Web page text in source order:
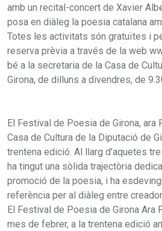
amb un recital-concert de Xavier
posa en diàleg la poesia catalana
Totes les activitats són gratuïtes i
reserva prèvia a través de la web
bé a la secretaria de la Casa de
Girona, de dilluns a divendres, de
El Festival de Poesia de Girona,
Casa de Cultura de la Diputació de
trentena edició. Al llarg d'aquetes
ha tingut una sòlida trajectòria
promoció de la poesia, i ha
referència per al diàleg entre
El Festival de Poesia de Girona Ara
mes de febrer, a la trentena edició